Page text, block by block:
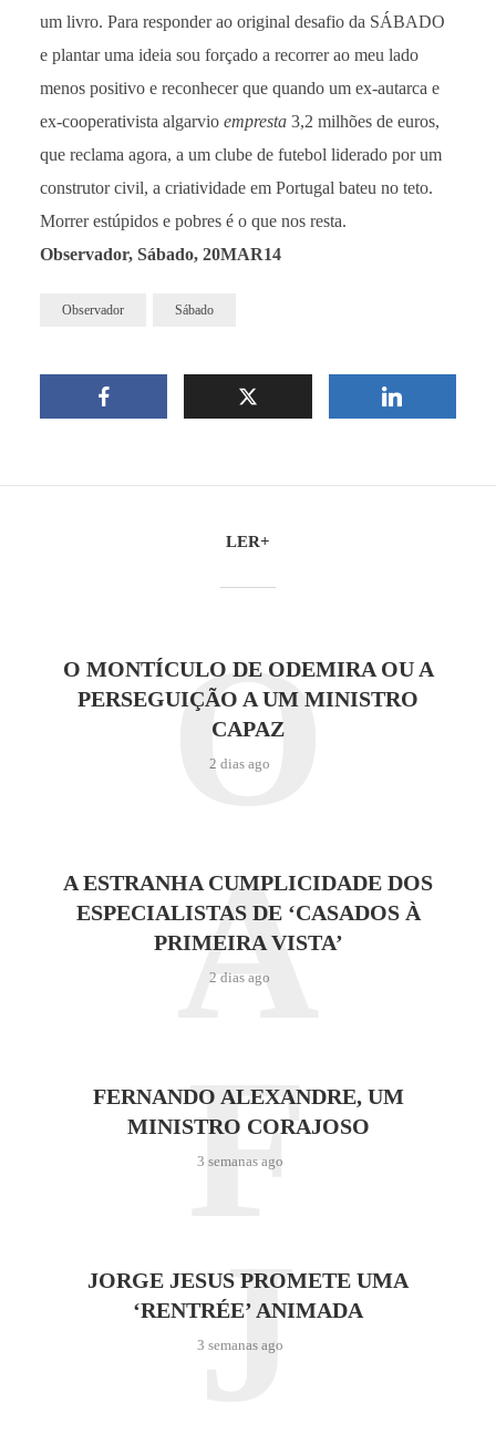
um livro. Para responder ao original desafio da SÁBADO
e plantar uma ideia sou forçado a recorrer ao meu lado
menos positivo e reconhecer que quando um ex-autarca e
ex-cooperativista algarvio empresta3,2 milhões de euros,
que reclama agora, a um clube de futebol liderado por um
construtor civil, a criatividade em Portugal bateu no teto.
Morrer estúpidos e pobres é o que nos resta.
Observador, Sábado, 20MAR14
Observador Sábado
LER+
O MONTÍCULO DE ODEMIRA OU A
PERSEGUIÇÃO A UM MINISTRO
CAPAZ
2 dias ago
O
A ESTRANHA CUMPLICIDADE DOS
ESPECIALISTAS DE ‘CASADOS À
PRIMEIRA VISTA’
2 dias ago
A
FERNANDO ALEXANDRE, UM
MINISTRO CORAJOSO
3 semanas ago
F
JORGE JESUS PROMETE UMA
‘RENTRÉE’ ANIMADA
3 semanas ago
J